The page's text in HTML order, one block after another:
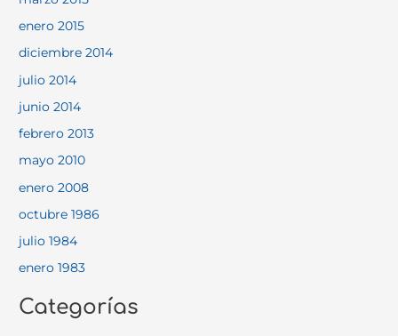
enero 2015
diciembre 2014
julio 2014
junio 2014
febrero 2013
mayo 2010
enero 2008
octubre 1986
julio 1984
enero 1983
Categorías